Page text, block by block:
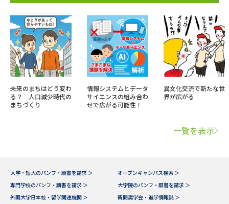
未来のまちはどう変わ
る？ 人口減少時代の
まちづくり
情報システムとデータ
サイエンスの組み合わ
せで広がる可能性！
異文化交流で新たな世
界が広がる
一覧を表示
大学・短大のパンフ・願書を請求 ＞
オープンキャンパス検索 ＞
専門学校のパンフ・願書を請求 ＞
大学院のパンフ・願書を請求 ＞
外国大学日本校・留学関連機関 ＞
新聞奨学会・進学情報誌 ＞